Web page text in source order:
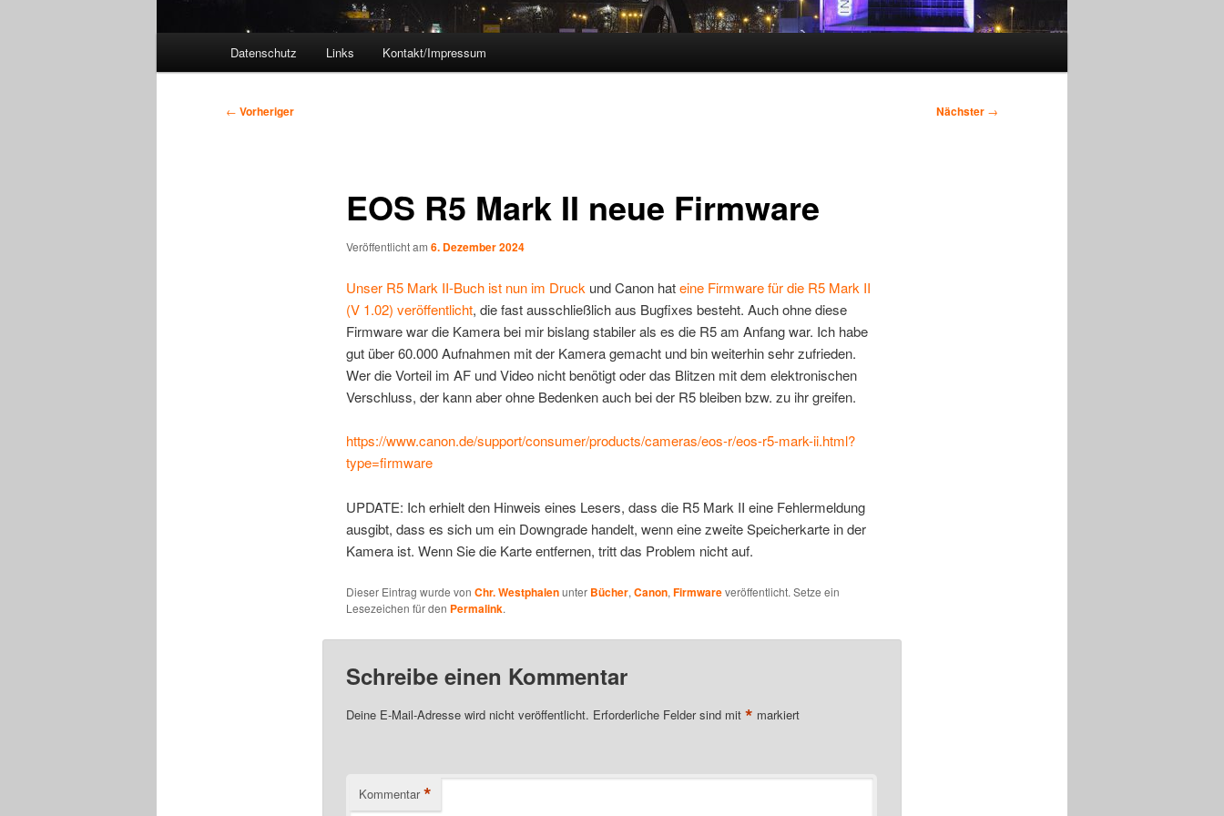
Datenschutz Links Kontakt/Impressum
Beitragsnavigation
← Vorheriger Nächster →
EOS R5 Mark II neue Firmware
Veröffentlicht am 6. Dezember 2024
Unser R5 Mark II-Buch ist nun im Druck und Canon hateine Firmware für die R5 Mark II
(V 1.02) veröffentlicht, die fast ausschließlich aus Bugfixes besteht. Auch ohne diese
Firmware war die Kamera bei mir bislang stabiler als es die R5 am Anfang war. Ich habe
gut über 60.000 Aufnahmen mit der Kamera gemacht und bin weiterhin sehr zufrieden.
Wer die Vorteil im AF und Video nicht benötigt oder das Blitzen mit dem elektronischen
Verschluss, der kann aber ohne Bedenken auch bei der R5 bleiben bzw. zu ihr greifen.
https://www.canon.de/support/consumer/products/cameras/eos-r/eos-r5-mark-ii.html?
type=firmware
UPDATE: Ich erhielt den Hinweis eines Lesers, dass die R5 Mark II eine Fehlermeldung
ausgibt, dass es sich um ein Downgrade handelt, wenn eine zweite Speicherkarte in der
Kamera ist. Wenn Sie die Karte entfernen, tritt das Problem nicht auf.
Dieser Eintrag wurde von Chr. Westphalenunter Bücher, Canon, Firmwareveröffentlicht. Setze ein
Lesezeichen für den Permalink.
Schreibe einen Kommentar
Deine E-Mail-Adresse wird nicht veröffentlicht. Erforderliche Felder sind mit * markiert
Kommentar *